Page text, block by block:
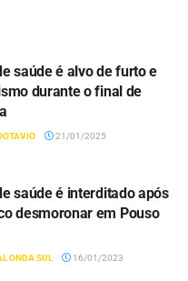
saúde é alvo de furto e
durante o final de
21/01/2025
saúde é interditado após
desmoronar em Pouso
ONDA SUL 16/01/2023